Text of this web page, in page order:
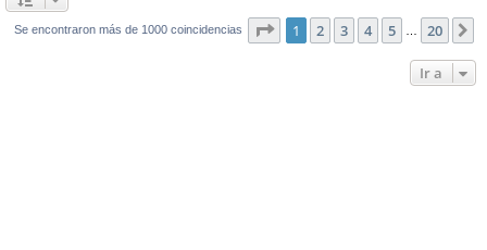
Se encontraron más de 1000 coincidencias Página de 20
1 2 3 4 5 20
Ir a